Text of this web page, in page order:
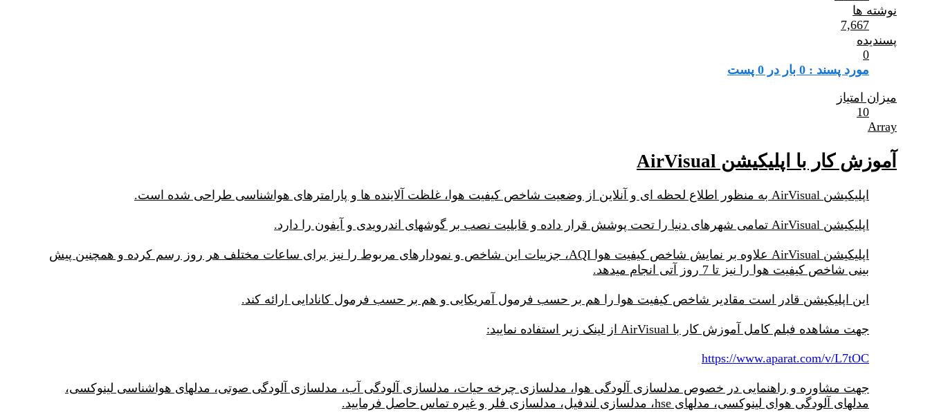
نوشته ها
7,667
پسندیده
0
مورد پسند : 0 بار در 0 پست
میزان امتیاز
10
Array
آموزش کار با اپلیکیشن AirVisual
اپلیکیشن AirVisual به منظور اطلاع لحظه ای و آنلاین از وضعیت شاخص کیفیت هوا، غلظت آلاینده ها و پارامترهای هواشناسی طراحی شده است.
اپلیکیشن AirVisual تمامی شهرهای دنیا را تحت پوشش قرار داده و قابلیت نصب بر گوشهای اندرویدی و آیفون را دارد.
اپلیکیشن AirVisual علاوه بر نمایش شاخص کیفیت هوا AQI، جزییات این شاخص و نمودارهای مربوط را نیز برای ساعات مختلف هر روز رسم کرده و همچنین پیش
بینی شاخص کیفیت هوا را نیز تا 7 روز آتی انجام میدهد.
این اپلیکیشن قادر است مقادیر شاخص کیفیت هوا را هم بر حسب فرمول آمریکایی و هم بر حسب فرمول کانادایی ارائه کند.
جهت مشاهده فبلم کامل آموزش کار با AirVisual از لینک زیر استفاده نمایید:
https://www.aparat.com/v/L7tOC
جهت مشاوره و راهنمایی در خصوص مدلسازی آلودگی هوا، مدلسازی چرخه حیات، مدلسازی آلودگی آب، مدلسازی آلودگی صوتی، مدلهای هواشناسی لینوکسی،
مدلهای آلودگی هوای لینوکسی، مدلهای hse، مدلسازی لندفیل، مدلسازی فلر و غیره تماس حاصل فرمایید.